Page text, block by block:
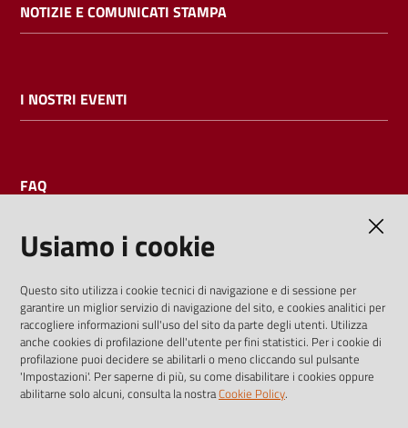
NOTIZIE E COMUNICATI STAMPA
I NOSTRI EVENTI
FAQ
I dati personali pubblicati sono riutilizzabili solo alle condizioni
previste dalla direttiva comunitaria 2003/98/CE e dal d.lgs.
36/2006
Usiamo i cookie
Questo sito utilizza i cookie tecnici di navigazione e di sessione per
garantire un miglior servizio di navigazione del sito, e cookies analitici per
raccogliere informazioni sull'uso del sito da parte degli utenti. Utilizza
anche cookies di profilazione dell'utente per fini statistici. Per i cookie di
profilazione puoi decidere se abilitarli o meno cliccando sul pulsante
'Impostazioni'. Per saperne di più, su come disabilitare i cookies oppure
abilitarne solo alcuni, consulta la nostraCookie Policy.